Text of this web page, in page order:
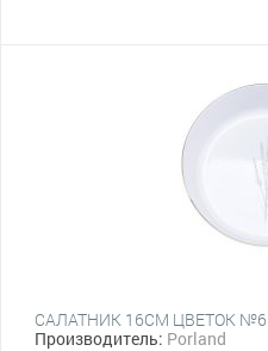
САЛАТНИК 16CM ЦВЕТОК №6
Производитель: Porland